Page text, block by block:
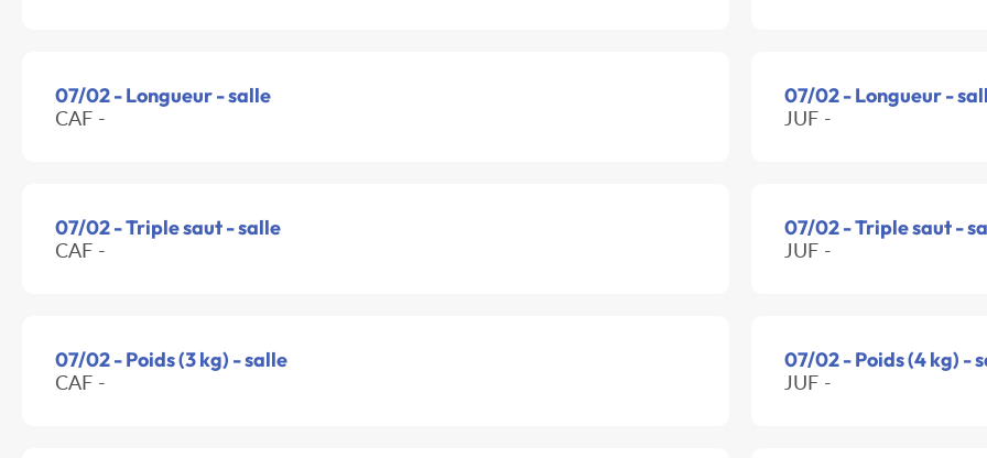
07/02 - Longueur - salle
CAF -
07/02 - Longueur -
JUF -
07/02 - Triple saut - salle
CAF -
07/02 - Triple saut -
JUF -
07/02 - Poids (3 kg) - salle
CAF -
07/02 - Poids (4 kg) -
JUF -